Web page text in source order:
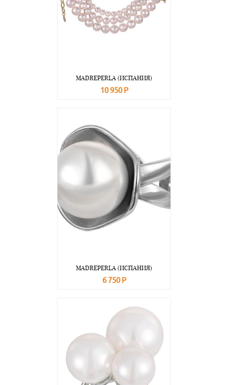
MADREPERLA (ИСПАНИЯ)
10 950 Р
MADREPERLA (ИСПАНИЯ)
6 750 Р